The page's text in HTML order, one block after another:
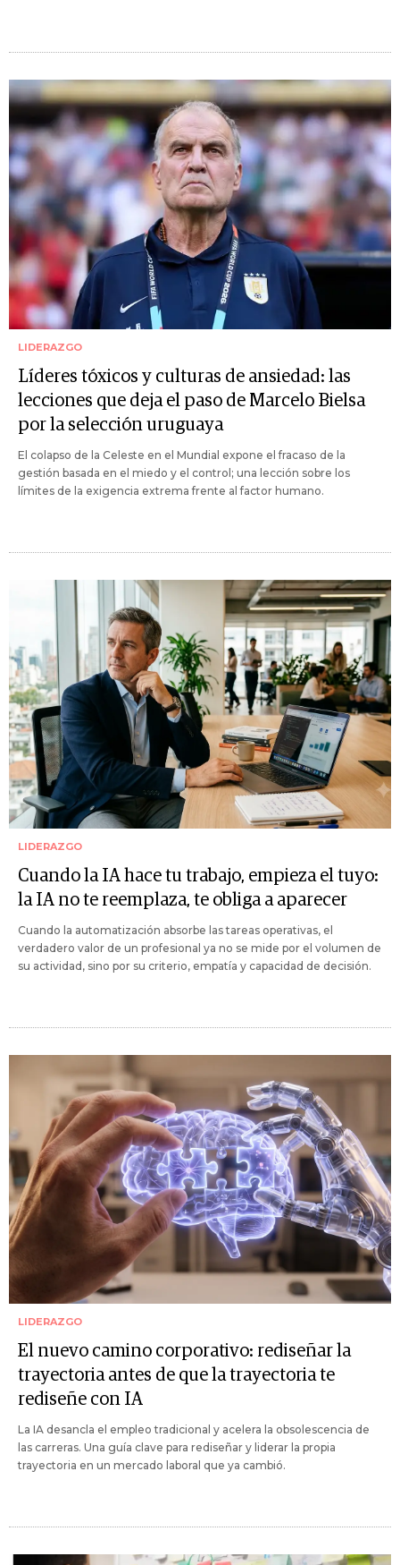
LIDERAZGO
Líderes tóxicos y culturas de ansiedad: las
lecciones que deja el paso de Marcelo Bielsa
por la selección uruguaya
El colapso de la Celeste en el Mundial expone el fracaso de la
gestión basada en el miedo y el control; una lección sobre los
límites de la exigencia extrema frente al factor humano.
LIDERAZGO
Cuando la IA hace tu trabajo, empieza el tuyo:
la IA no te reemplaza, te obliga a aparecer
Cuando la automatización absorbe las tareas operativas, el
verdadero valor de un profesional ya no se mide por el volumen de
su actividad, sino por su criterio, empatía y capacidad de decisión.
LIDERAZGO
El nuevo camino corporativo: rediseñar la
trayectoria antes de que la trayectoria te
rediseñe con IA
La IA desancla el empleo tradicional y acelera la obsolescencia de
las carreras. Una guía clave para rediseñar y liderar la propia
trayectoria en un mercado laboral que ya cambió.